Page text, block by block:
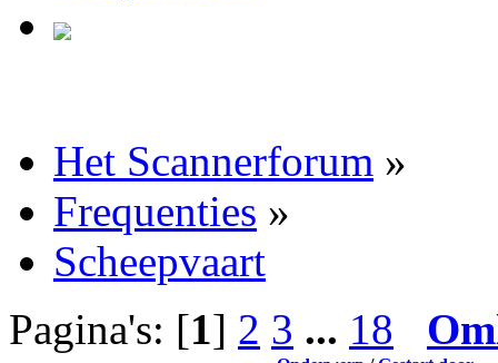
Het Scannerforum »
Frequenties »
Scheepvaart
Pagina's: [1] 2 3 ... 18